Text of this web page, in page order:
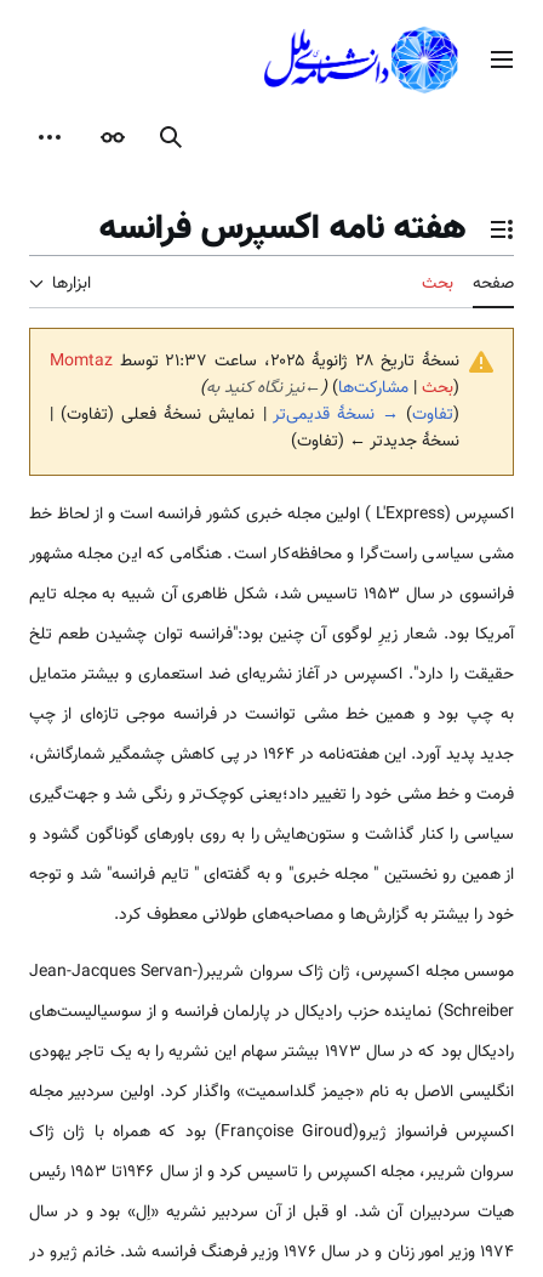
محتوامنوی اصلی
جستجوظاهر
تغییر وضعیت فهرست محتویات
هفته نامه اكسپرس فرانسه
صفحه بحث ابزارها
نسخهٔ تاریخ ‏۲۸ ژانویهٔ ۲۰۲۵، ساعت ۲۱:۳۷ توسط
Momtaz
(بحث| مشارکت‌ها)
(
←نیز نگاه کنید به)
(تفاوت) → نسخهٔ قدیمی‌تر | نمایش نسخهٔ فعلی (تفاوت) |
نسخهٔ جدیدتر ← (تفاوت)
اکسپرس (L'Express ) اولین مجله خبری کشور فرانسه است و از لحاظ خط
مشی سیاسی راست‌گرا و محافظه‌کار است. هنگامی که این مجله مشهور
فرانسوی در سال ۱۹۵۳ تاسیس شد، شکل ظاهری آن شبیه به مجله تایم
آمریکا بود. شعار زیرِ لوگوی آن چنین بود:"فرانسه توان چشیدن طعم تلخ
حقیقت را دارد". اکسپرس در آغاز نشریه‌ای ضد استعماری و بیشتر متمایل
به چپ بود و همین خط مشی توانست در فرانسه موجی تازه‌ای از چپ
جدید پدید آورد. این هفته‌نامه در 1964 در پی کاهش چشمگیر شمارگانش،
فرمت و خط مشی خود را تغییر داد؛یعنی کوچک‌تر و رنگی شد و جهت‌گیری
سیاسی را کنار گذاشت و ستون‌هایش را به روی باورهای گوناگون گشود و
از همین رو نخستین " مجله خبری" و به گفته‌ای " تایم فرانسه" شد و توجه
خود را بیشتر به گزارش‌ها و مصاحبه‌های طولانی معطوف کرد.
موسس مجله اکسپرس، ژان ژاک سروان شریبر(Jean-Jacques Servan-
Schreiber) نماینده حزب رادیکال در پارلمان فرانسه و از سوسیالیست‌های
رادیکال بود که در سال ۱۹۷۳ بیشتر سهام این نشریه را به یک تاجر یهودی
انگلیسی الاصل به نام «جیمز گلداسمیت» واگذار کرد. اولین سردبیر مجله
اکسپرس فرانسواز ژیرو(Françoise Giroud) بود که همراه با ژان ژاک
سروان شریبر، مجله اکسپرس را تاسیس کرد و از سال ۱۹۴۶تا ۱۹۵۳ رئیس
هیات سردبیران آن شد. او قبل از آن سردبیر نشریه «اِل» بود و در سال
۱۹۷۴ وزیر امور زنان و در سال ۱۹۷۶ وزیر فرهنگ فرانسه شد. خانم ژیرو در